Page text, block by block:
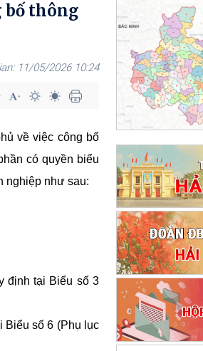
bố thông
11/05/2026 10:24
về việc công bố
có quyền biểu
nghiệp như sau:
định tại Biểu số 3
Biểu số 6 (Phụ lục